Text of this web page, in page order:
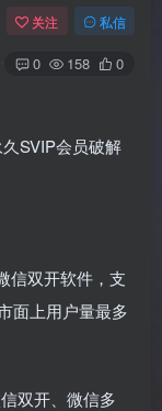
关注 私信
0 158 0
信双开软件，支
面上用户量最多
双开、微信多